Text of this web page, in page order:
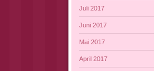
Juli 2017
Juni 2017
Mai 2017
April 2017